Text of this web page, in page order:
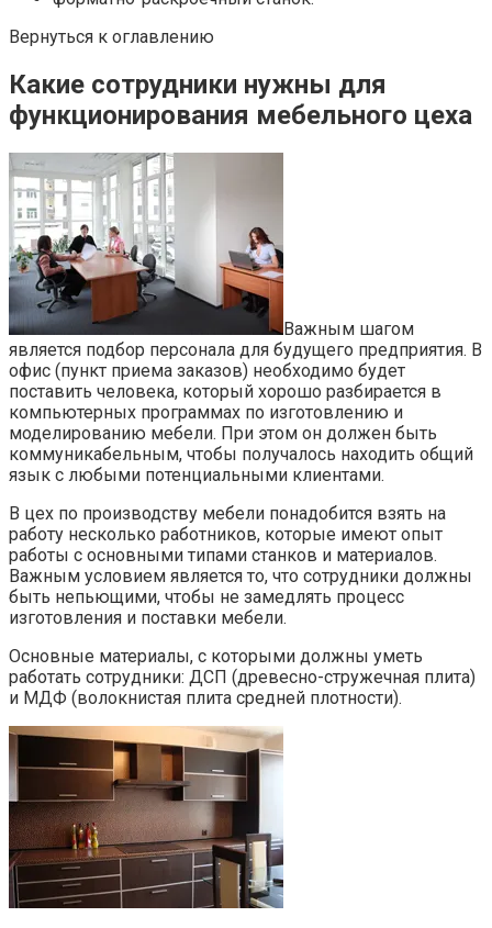
Вернуться к оглавлению
Какие сотрудники нужны для
функционирования мебельного цеха
Важным шагом
является подбор персонала для будущего предприятия. В
офис (пункт приема заказов) необходимо будет
поставить человека, который хорошо разбирается в
компьютерных программах по изготовлению и
моделированию мебели. При этом он должен быть
коммуникабельным, чтобы получалось находить общий
язык с любыми потенциальными клиентами.
В цех по производству мебели понадобится взять на
работу несколько работников, которые имеют опыт
работы с основными типами станков и материалов.
Важным условием является то, что сотрудники должны
быть непьющими, чтобы не замедлять процесс
изготовления и поставки мебели.
Основные материалы, с которыми должны уметь
работать сотрудники: ДСП (древесно-стружечная плита)
и МДФ (волокнистая плита средней плотности).